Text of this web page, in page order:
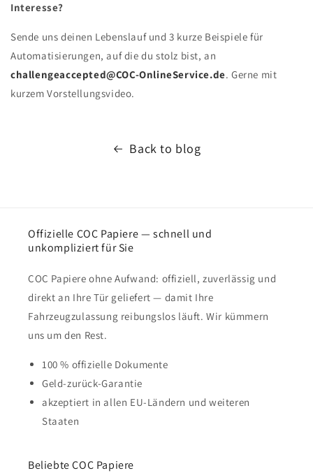
Interesse?
Sende uns deinen Lebenslauf und 3 kurze Beispiele für
Automatisierungen, auf die du stolz bist, an
challengeaccepted@COC-OnlineService.de. Gerne mit
kurzem Vorstellungsvideo.
Back to blog
Offizielle COC Papiere — schnell und
unkompliziert für Sie
COC Papiere ohne Aufwand: offiziell, zuverlässig und
direkt an Ihre Tür geliefert — damit Ihre
Fahrzeugzulassung reibungslos läuft. Wir kümmern
uns um den Rest.
100 % offizielle Dokumente
Geld-zurück-Garantie
akzeptiert in allen EU-Ländern und weiteren
Staaten
Beliebte COC Papiere